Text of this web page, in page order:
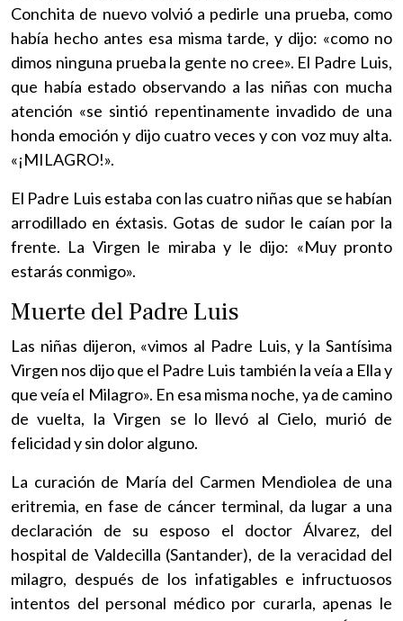
Conchita de nuevo volvió a pedirle una prueba, como
había hecho antes esa misma tarde, y dijo: «como no
dimos ninguna prueba la gente no cree». El Padre Luis,
que había estado observando a las niñas con mucha
atención «se sintió repentinamente invadido de una
honda emoción y dijo cuatro veces y con voz muy alta.
«¡MILAGRO!».
El Padre Luis estaba con las cuatro niñas que se habían
arrodillado en éxtasis. Gotas de sudor le caían por la
frente. La Virgen le miraba y le dijo: «Muy pronto
estarás conmigo».
Muerte del Padre Luis
Las niñas dijeron, «vimos al Padre Luis, y la Santísima
Virgen nos dijo que el Padre Luis también la veía a Ella y
que veía el Milagro». En esa misma noche, ya de camino
de vuelta, la Virgen se lo llevó al Cielo, murió de
felicidad y sin dolor alguno.
La curación de María del Carmen Mendiolea de una
eritremia, en fase de cáncer terminal, da lugar a una
declaración de su esposo el doctor Álvarez, del
hospital de Valdecilla (Santander), de la veracidad del
milagro, después de los infatigables e infructuosos
intentos del personal médico por curarla, apenas le